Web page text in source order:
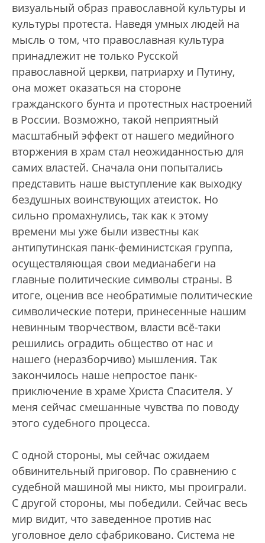
визуальный образ православной культуры и
культуры протеста. Наведя умных людей на
мысль о том, что православная культура
принадлежит не только Русской
православной церкви, патриарху и Путину,
она может оказаться на стороне
гражданского бунта и протестных настроений
в России. Возможно, такой неприятный
масштабный эффект от нашего медийного
вторжения в храм стал неожиданностью для
самих властей. Сначала они попытались
представить наше выступление как выходку
бездушных воинствующих атеисток. Но
сильно промахнулись, так как к этому
времени мы уже были известны как
антипутинская панк-феминистская группа,
осуществляющая свои медианабеги на
главные политические символы страны. В
итоге, оценив все необратимые политические
символические потери, принесенные нашим
невинным творчеством, власти всё-таки
решились оградить общество от нас и
нашего (неразборчиво) мышления. Так
закончилось наше непростое панк-
приключение в храме Христа Спасителя. У
меня сейчас смешанные чувства по поводу
этого судебного процесса.
С одной стороны, мы сейчас ожидаем
обвинительный приговор. По сравнению с
судебной машиной мы никто, мы проиграли.
С другой стороны, мы победили. Сейчас весь
мир видит, что заведенное против нас
уголовное дело сфабриковано. Система не